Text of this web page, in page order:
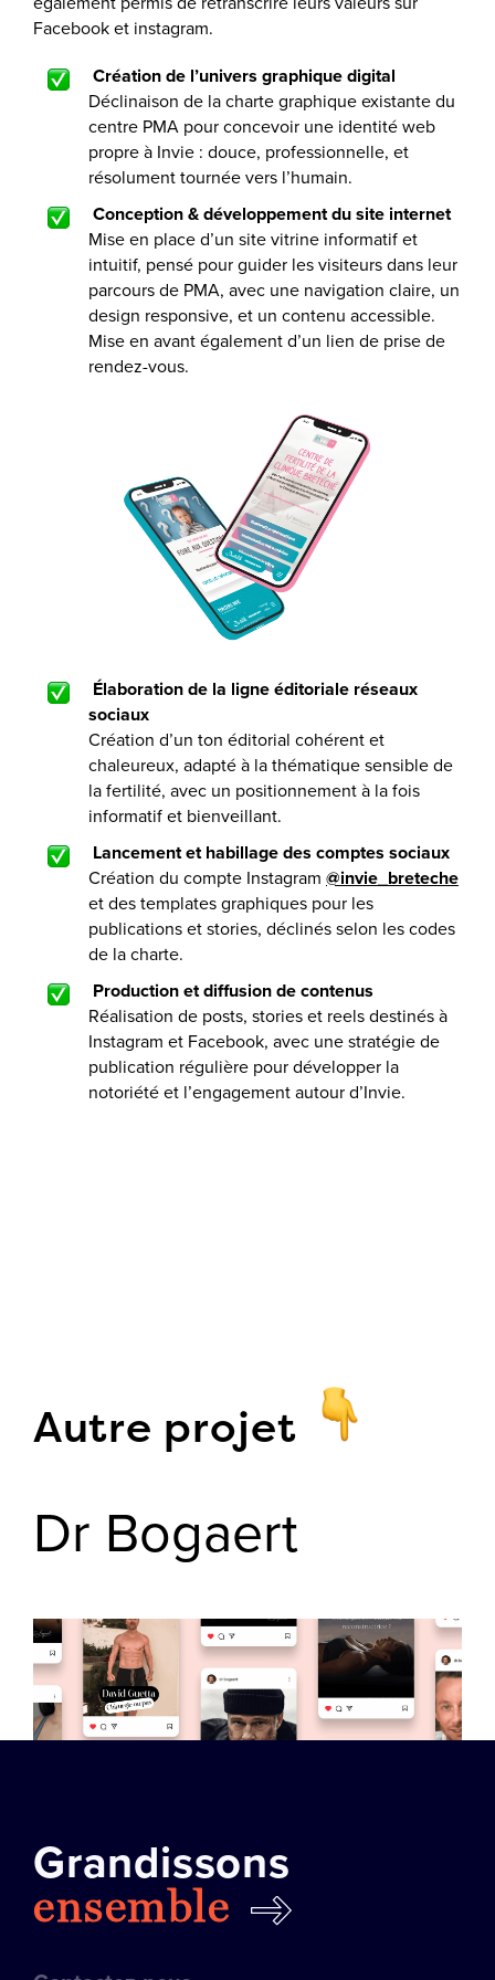
Facebook et instagram.
Création de l’univers graphique digital
Déclinaison de la charte graphique existante du
centre PMA pour concevoir une identité web
propre à Invie : douce, professionnelle, et
résolument tournée vers l’humain.
Conception & développement du site internet
Mise en place d’un site vitrine informatif et
intuitif, pensé pour guider les visiteurs dans leur
parcours de PMA, avec une navigation claire, un
design responsive, et un contenu accessible.
Mise en avant également d’un lien de prise de
rendez-vous.
Élaboration de la ligne éditoriale réseaux
sociaux
Création d’un ton éditorial cohérent et
chaleureux, adapté à la thématique sensible de
la fertilité, avec un positionnement à la fois
informatif et bienveillant.
Lancement et habillage des comptes sociaux
Création du compte Instagram @invie_breteche
et des templates graphiques pour les
publications et stories, déclinés selon les codes
de la charte.
Production et diffusion de contenus
Réalisation de posts, stories et reels destinés à
Instagram et Facebook, avec une stratégie de
publication régulière pour développer la
notoriété et l’engagement autour d’Invie.
Autre projet
Dr Bogaert
Dr Pierre Bogaert :
Grandissons
ensemble